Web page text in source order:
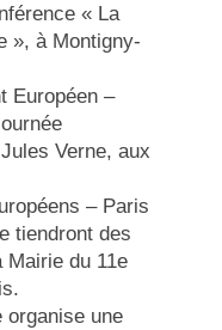
« La
», à Montigny-
Européen –
ournée
Verne, aux
– Paris
tiendront des
Mairie du 11e
organise une